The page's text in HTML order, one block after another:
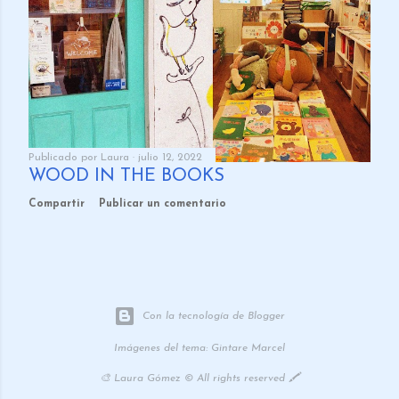
Publicado por Laura julio 12, 2022
WOOD IN THE BOOKS
Compartir Publicar un comentario
Con la tecnología de Blogger
Imágenes del tema: Gintare Marcel
🎨 Laura Gómez © All rights reserved 🖍️